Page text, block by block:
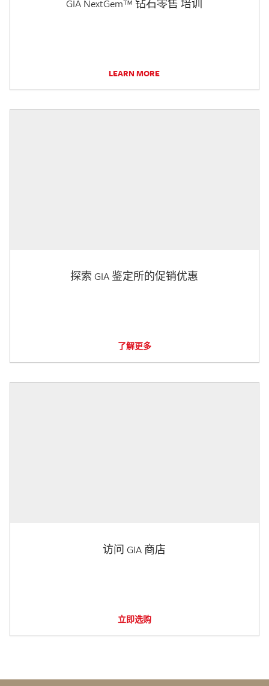
GIA NextGem™ 钻石零售 培训
LEARN MORE
探索 GIA 鉴定所的促销优惠
了解更多
访问 GIA 商店
立即选购